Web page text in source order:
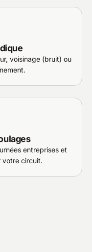
voisinage (bruit) ou
entreprises et
votre circuit.